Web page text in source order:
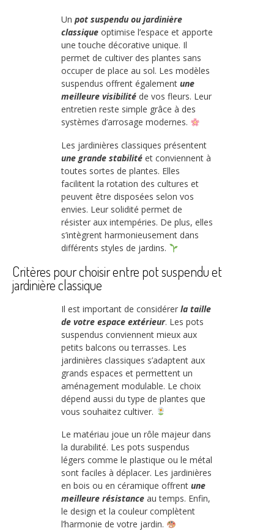
Un pot suspendu ou jardinière
classique optimise l’espace et apporte
une touche décorative unique. Il
permet de cultiver des plantes sans
occuper de place au sol. Les modèles
suspendus offrent également une
meilleure visibilité de vos fleurs. Leur
entretien reste simple grâce à des
systèmes d’arrosage modernes.
Les jardinières classiques présentent
une grande stabilité et conviennent à
toutes sortes de plantes. Elles
facilitent la rotation des cultures et
peuvent être disposées selon vos
envies. Leur solidité permet de
résister aux intempéries. De plus, elles
s’intègrent harmonieusement dans
différents styles de jardins.
Critères pour choisir entre pot suspendu et
jardinière classique
Il est important de considérer la taille
de votre espace extérieur. Les pots
suspendus conviennent mieux aux
petits balcons ou terrasses. Les
jardinières classiques s’adaptent aux
grands espaces et permettent un
aménagement modulable. Le choix
dépend aussi du type de plantes que
vous souhaitez cultiver.
Le matériau joue un rôle majeur dans
la durabilité. Les pots suspendus
légers comme le plastique ou le métal
sont faciles à déplacer. Les jardinières
en bois ou en céramique offrent une
meilleure résistance au temps. Enfin,
le design et la couleur complètent
l’harmonie de votre jardin.